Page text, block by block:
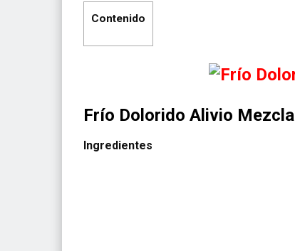
Contenido
Frío Dolorido Alivio Mezcla
Ingredientes